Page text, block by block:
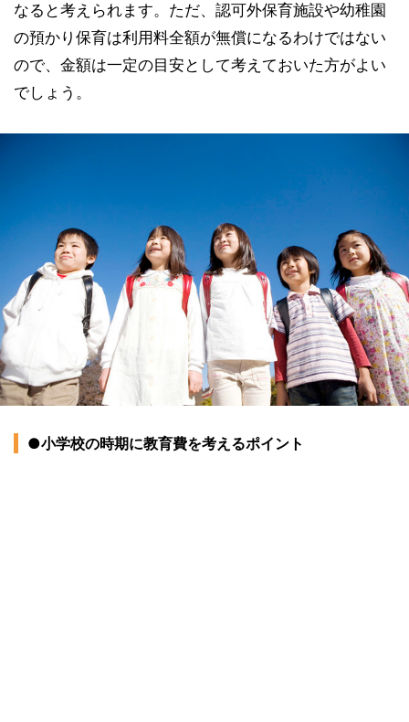
なると考えられます。ただ、認可外保育施設や幼稚園
の預かり保育は利用料全額が無償になるわけではない
ので、金額は一定の目安として考えておいた方がよい
でしょう。
●小学校の時期に教育費を考えるポイント